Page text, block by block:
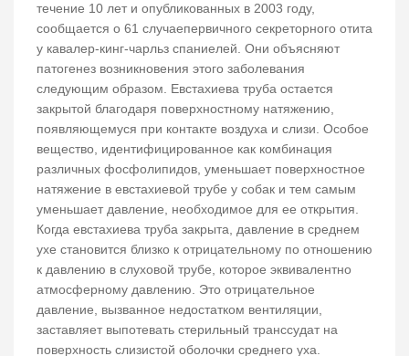
течение 10 лет и опубликованных в 2003 году,
сообщается о 61 случаепервичного секреторного отита
у кавалер-кинг-чарльз спаниелей. Они объясняют
патогенез возникновения этого заболевания
следующим образом. Евстахиева труба остается
закрытой благодаря поверхностному натяжению,
появляющемуся при контакте воздуха и слизи. Особое
вещество, идентифицированное как комбинация
различных фосфолипидов, уменьшает поверхностное
натяжение в евстахиевой трубе у собак и тем самым
уменьшает давление, необходимое для ее открытия.
Когда евстахиева труба закрыта, давление в среднем
ухе становится близко к отрицательному по отношению
к давлению в слуховой трубе, которое эквивалентно
атмосферному давлению. Это отрицательное
давление, вызванное недостатком вентиляции,
заставляет выпотевать стерильный транссудат на
поверхность слизистой оболочки среднего уха.